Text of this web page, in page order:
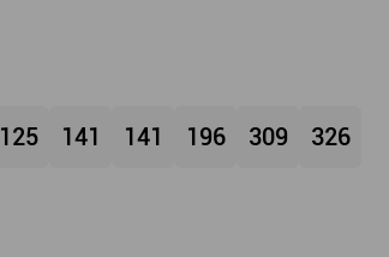
125 141 141 196 309 326